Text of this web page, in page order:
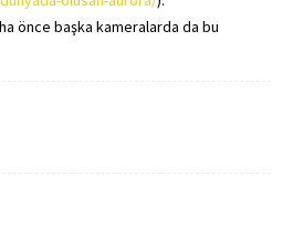
önce başka kameralarda da bu